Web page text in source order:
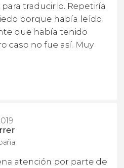
traducirlo. Repetiría
porque había leído
que había tenido
caso no fue así. Muy
atención por parte de